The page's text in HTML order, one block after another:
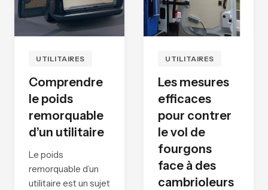
UTILITAIRES
Comprendre
le poids
remorquable
d’un utilitaire
Le poids
remorquable d’un
utilitaire est un sujet
UTILITAIRES
Les mesures
efficaces
pour contrer
le vol de
fourgons
face à des
cambrioleurs